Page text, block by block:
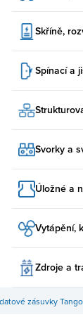
Skříně,
Spínací a
Svorky a
Úložné a
Vytápění,
Zdroje a
zásuvky Tango